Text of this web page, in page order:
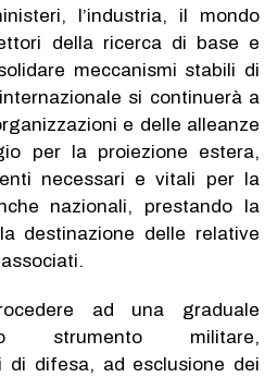
l’industria, il mondo
della ricerca di base e
meccanismi stabili di
si continuerà a
e delle alleanze
per la proiezione estera,
necessari e vitali per la
nazionali, prestando la
destinazione delle relative
ad una graduale
strumento militare,
di difesa, ad esclusione dei